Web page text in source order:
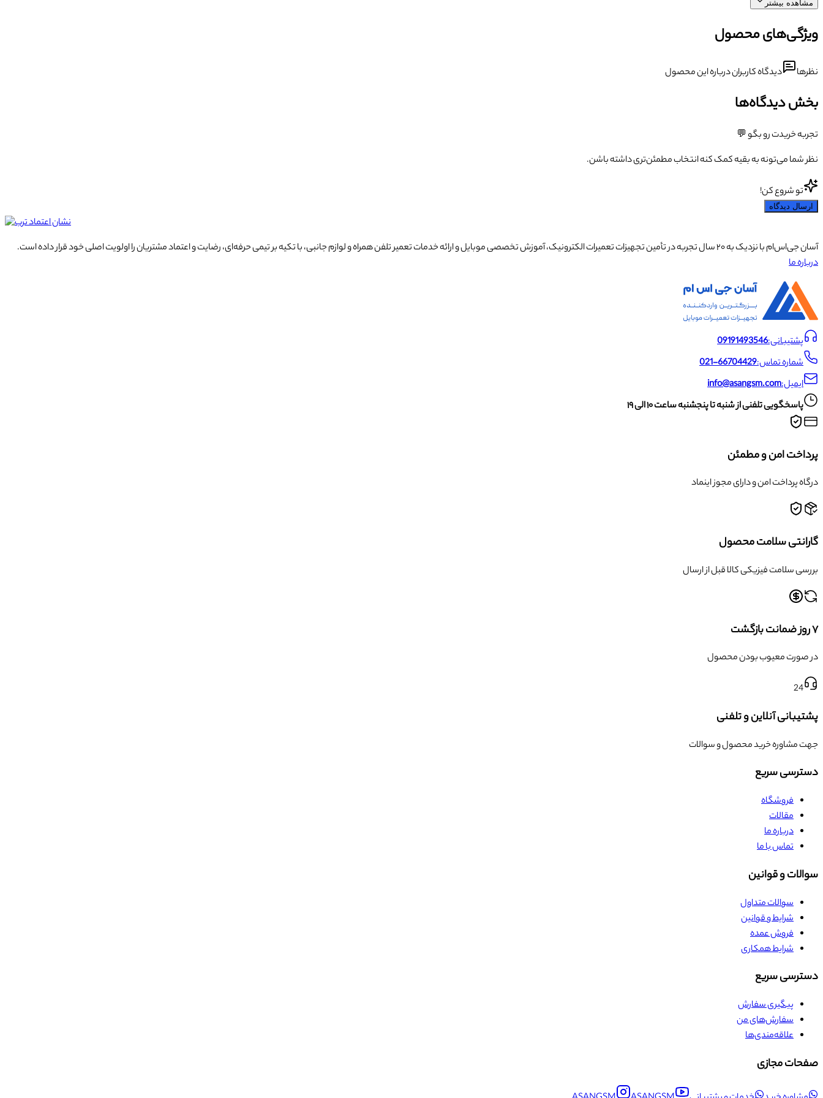
مشاهده بیشتر
ویژگی‌های محصول
نظرها دیدگاه کاربران درباره این محصول
بخش دیدگاه‌ها
تجربه خریدت رو بگو 💬
نظر شما می‌تونه به بقیه کمک کنه انتخاب مطمئن‌تری داشته باشن.
تو شروع کن!
ارسال دیدگاه
آسان جی‌اس‌ام با نزدیک به ۲۰ سال تجربه در تأمین تجهیزات تعمیرات الکترونیک، آموزش تخصصی موبایل و ارائه خدمات تعمیر تلفن همراه و لوازم جانبی، با تکیه بر تیمی حرفه‌ای، رضایت و اعتماد مشتریان را اولویت اصلی خود قرار داده است.
درباره ما
پشتیبانی:09191493546
شماره تماس:021-66704429
ایمیل:info@asangsm.com
پاسخگویی تلفنی از شنبه تا پنجشنبه ساعت ۱۰ الی ۱۹
پرداخت امن و مطمئن
درگاه پرداخت امن و دارای مجوز اینماد
گارانتی سلامت محصول
بررسی سلامت فیزیکی کالا قبل از ارسال
۷ روز ضمانت بازگشت
در صورت معیوب بودن محصول
24
پشتیبانی آنلاین و تلفنی
جهت مشاوره خرید محصول و سوالات
دسترسی سریع
فروشگاه
مقالات
درباره ما
تماس با ما
سوالات و قوانین
سوالات متداول
شرایط و قوانین
فروش عمده
شرایط همکاری
دسترسی سریع
پیگیری سفارش
سفارش‌های من
علاقه‌مندی‌ها
صفحات مجازی